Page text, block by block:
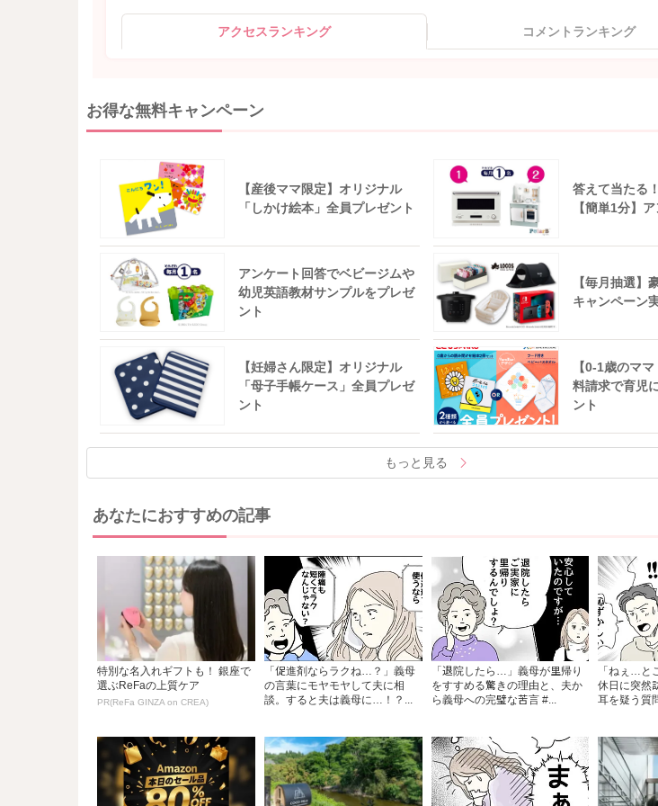
アクセスランキング コメントランキング
お得な無料キャンペーン
【産後ママ限定】オリジナル
「しかけ絵本」全員プレゼント
答えて当たる
【簡単1分】
アンケート回答でベビージムや
幼児英語教材サンプルをプレゼ
ント
【毎月抽選】
キャンペーン
【妊婦さん限定】オリジナル
「母子手帳ケース」全員プレゼ
ント
【0-1歳のマ
料請求で育児
ント
もっと見る
あなたにおすすめの記事
特別な名入れギフトも！ 銀座で
選ぶReFaの上質ケア
PR(ReFa GINZA on CREA)
「促進剤ならラクね…？」義母
の言葉にモヤモヤして夫に相
談。すると夫は義母に…！？...
「退院したら…」義母が里帰り
をすすめる驚きの理由と、夫か
ら義母への完璧な苦言 #...
「ねぇ…と
休日に突然
耳を疑う質